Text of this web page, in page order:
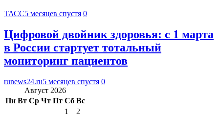
ТАСС5 месяцев спустя 0
Цифровой двойник здоровья: с 1 марта
в России стартует тотальный
мониторинг пациентов
runews24.ru5 месяцев спустя 0
Август 2026
Пн Вт Ср Чт Пт Сб Вс
1
2